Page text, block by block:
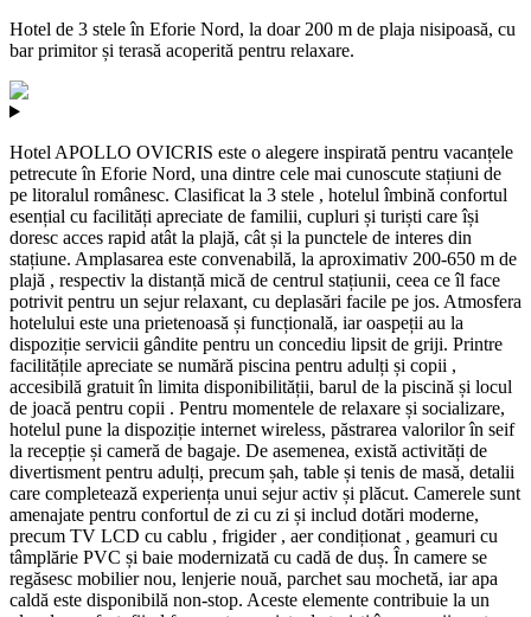
Hotel de 3 stele în Eforie Nord, la doar 200 m de plaja nisipoasă, cu
bar primitor și terasă acoperită pentru relaxare.
Hotel APOLLO OVICRIS este o alegere inspirată pentru vacanțele
petrecute în Eforie Nord, una dintre cele mai cunoscute stațiuni de
pe litoralul românesc. Clasificat la 3 stele , hotelul îmbină confortul
esențial cu facilități apreciate de familii, cupluri și turiști care își
doresc acces rapid atât la plajă, cât și la punctele de interes din
stațiune. Amplasarea este convenabilă, la aproximativ 200-650 m de
plajă , respectiv la distanță mică de centrul stațiunii, ceea ce îl face
potrivit pentru un sejur relaxant, cu deplasări facile pe jos. Atmosfera
hotelului este una prietenoasă și funcțională, iar oaspeții au la
dispoziție servicii gândite pentru un concediu lipsit de griji. Printre
facilitățile apreciate se numără piscina pentru adulți și copii ,
accesibilă gratuit în limita disponibilității, barul de la piscină și locul
de joacă pentru copii . Pentru momentele de relaxare și socializare,
hotelul pune la dispoziție internet wireless, păstrarea valorilor în seif
la recepție și cameră de bagaje. De asemenea, există activități de
divertisment pentru adulți, precum șah, table și tenis de masă, detalii
care completează experiența unui sejur activ și plăcut. Camerele sunt
amenajate pentru confortul de zi cu zi și includ dotări moderne,
precum TV LCD cu cablu , frigider , aer condiționat , geamuri cu
tâmplărie PVC și baie modernizată cu cadă de duș. În camere se
regăsesc mobilier nou, lenjerie nouă, parchet sau mochetă, iar apa
caldă este disponibilă non-stop. Aceste elemente contribuie la un